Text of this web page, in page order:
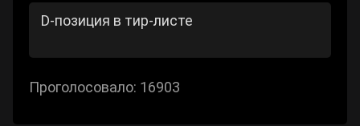
D-позиция в тир-листе
Проголосовало: 16903